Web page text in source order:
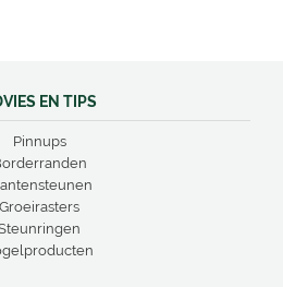
EN TIPS
Pinnups
Groeirasters